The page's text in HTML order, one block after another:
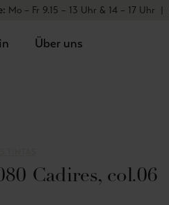
Mo – Fr 9.15 – 13 Uhr & 14 – 17 Uhr |
Über uns
Cadires, col.06